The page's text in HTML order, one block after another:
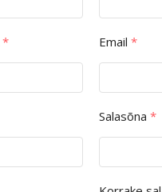
* Email *
Salasõna *